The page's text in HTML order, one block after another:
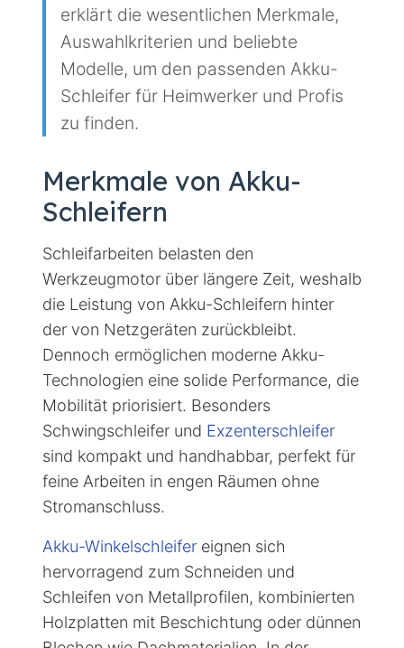
erklärt die wesentlichen Merkmale,
Auswahlkriterien und beliebte
Modelle, um den passenden Akku-
Schleifer für Heimwerker und Profis
zu finden.
Merkmale von Akku-
Schleifern
Schleifarbeiten belasten den
Werkzeugmotor über längere Zeit, weshalb
die Leistung von Akku-Schleifern hinter
der von Netzgeräten zurückbleibt.
Dennoch ermöglichen moderne Akku-
Technologien eine solide Performance, die
Mobilität priorisiert. Besonders
Schwingschleifer und Exzenterschleifer
sind kompakt und handhabbar, perfekt für
feine Arbeiten in engen Räumen ohne
Stromanschluss.
Akku-Winkelschleifer eignen sich
hervorragend zum Schneiden und
Schleifen von Metallprofilen, kombinierten
Holzplatten mit Beschichtung oder dünnen